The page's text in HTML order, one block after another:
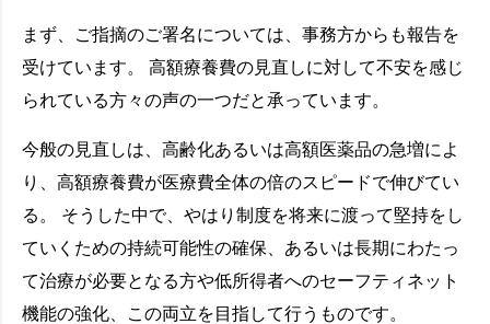
まず、ご指摘のご署名については、事務方からも報告を
受けています。 高額療養費の見直しに対して不安を感じ
られている方々の声の一つだと承っています。
今般の見直しは、高齢化あるいは高額医薬品の急増によ
り、高額療養費が医療費全体の倍のスピードで伸びてい
る。 そうした中で、やはり制度を将来に渡って堅持をし
ていくための持続可能性の確保、あるいは長期にわたっ
て治療が必要となる方や低所得者へのセーフティネット
機能の強化、この両立を目指して行うものです。